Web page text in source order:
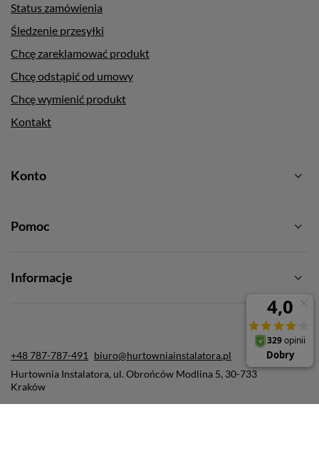
Status zamówienia
Śledzenie przesyłki
Chcę zareklamować produkt
Chcę odstąpić od umowy
Chcę wymienić produkt
Kontakt
Konto
Pomoc
Informacje
+48 787-787-491 biuro@hurtowniainstalatora.pl
Hurtownia Instalatora, ul. Obrońców Modlina 5, 30-733
Kraków